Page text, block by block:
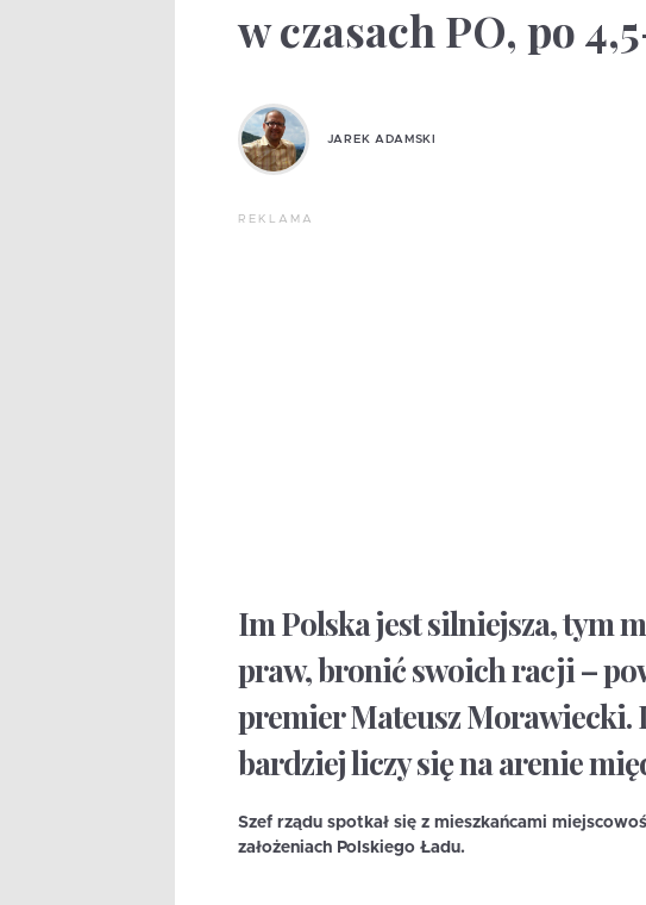
w czasach PO, po
JAREK ADAMSKI
REKLAMA
Im Polska jest silniejsza, tym
praw, bronić swoich racji –
premier Mateusz Morawiecki.
bardziej liczy się na arenie
Szef rządu spotkał się z mieszkańcami
założeniach Polskiego Ładu.